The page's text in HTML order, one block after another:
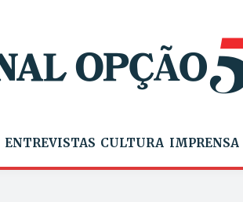
ENTREVISTAS CULTURA IMPRENSA